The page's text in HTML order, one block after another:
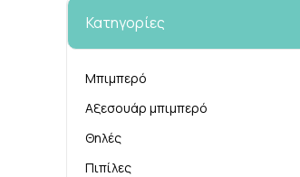
Κατηγορίες
Μπιμπερό
Αξεσουάρ μπιμπερό
Θηλές
Πιπίλες